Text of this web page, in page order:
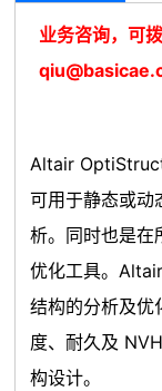
业务咨询，可
Altair OptiStruct
可用于静态或动
析。同时也是在
优化工具。
结构的分析及优
度、耐久及
构设计。